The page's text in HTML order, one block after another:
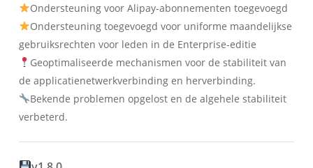
Ondersteuning voor Alipay-abonnementen toegevoegd
Ondersteuning toegevoegd voor uniforme maandelijkse
gebruiksrechten voor leden in de Enterprise-editie
Geoptimaliseerde mechanismen voor de stabiliteit van
de applicatienetwerkverbinding en herverbinding.
Bekende problemen opgelost en de algehele stabiliteit
verbeterd.